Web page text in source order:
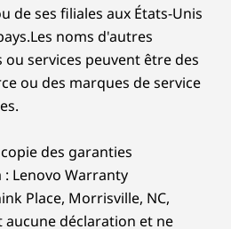
mm / 0.63 po et à
1,7 kg / 3.74 lbs,
conçu pour une
Son profil mince
dans votre sac
force et un équilibre
où que vous alliez.
pour
OLED, reflets, non tactile, HDR
P3, 500 nits, 120 Hz
OLED, reflet, tactile, HDR 1000
500 nits, 120 Hz, verre
po x 9,88 po
services peuvent être des
ou des marques de service
des garanties
Lenovo Warranty
Place, Morrisville, NC,
aucune déclaration et ne
concernant les produits
Warranty de Lenovo